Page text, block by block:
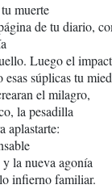
muerte
de tu diario,
Luego el
súplicas tu
el milagro,
la pesadilla
aplastarte:
la nueva agonía
infierno familiar.